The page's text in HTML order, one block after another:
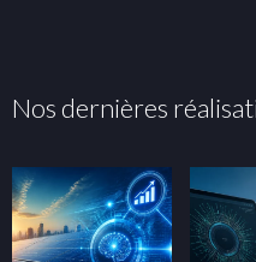
Nos dernières